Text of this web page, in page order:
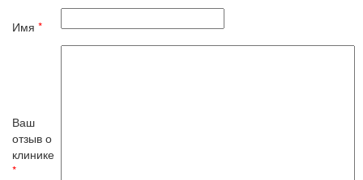
Имя *
Ваш
отзыв о
клинике
*